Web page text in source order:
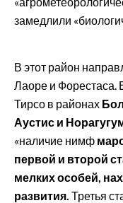
замедлили
В этот район
Лаоре и Форестаса.
Тирсо в районах
Аустис и
«наличие нимф
первой и второй
мелких особей,
развития. Третья